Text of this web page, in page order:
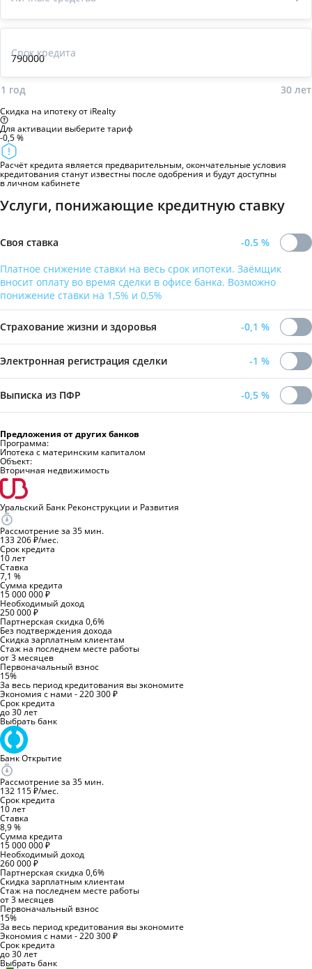
Срок кредита
1 год 30 лет
Скидка на ипотеку от iRealty
Для активации выберите тариф
-0,5 %
Расчёт кредита является предварительным, окончательные условия
кредитования станут известны после одобрения и будут доступны
в личном кабинете
Услуги, понижающие кредитную ставку
Своя ставка -0.5 %
Платное снижение ставки на весь срок ипотеки. Заёмщик
вносит оплату во время сделки в офисе банка. Возможно
понижение ставки на 1,5% и 0,5%
Страхование жизни и здоровья -0,1 %
Электронная регистрация сделки -1 %
Выписка из ПФР -0,5 %
Предложения от других банков
Программа:
Ипотека с материнским капиталом
Объект:
Вторичная недвижимость
Уральский Банк Реконструкции и Развития
Рассмотрение за 35 мин.
133 206 ₽/мес.
Срок кредита
10 лет
Ставка
7,1 %
Сумма кредита
15 000 000 ₽
Необходимый доход
250 000 ₽
Партнерская скидка 0,6%
Без подтверждения дохода
Скидка зарплатным клиентам
Стаж на последнем месте работы
от 3 месяцев
Первоначальный взнос
15%
За весь период кредитования вы экономите
Экономия с нами - 220 300 ₽
Срок кредита
до 30 лет
Выбрать банк
Банк Открытие
Рассмотрение за 35 мин.
132 115 ₽/мес.
Срок кредита
10 лет
Ставка
8,9 %
Сумма кредита
15 000 000 ₽
Необходимый доход
260 000 ₽
Партнерская скидка 0,6%
Скидка зарплатным клиентам
Стаж на последнем месте работы
от 3 месяцев
Первоначальный взнос
15%
За весь период кредитования вы экономите
Экономия с нами - 220 300 ₽
Срок кредита
до 30 лет
Выбрать банк